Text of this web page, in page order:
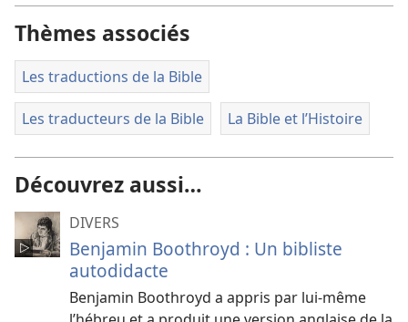
Thèmes associés
Les traductions de la Bible
Les traducteurs de la Bible La Bible et l’Histoire
Découvrez aussi…
DIVERS
Benjamin Boothroyd : Un bibliste
autodidacte
Benjamin Boothroyd a appris par lui-même